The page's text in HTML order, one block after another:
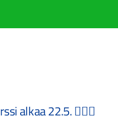
alkaa 22.5. 🧘‍♀️✨